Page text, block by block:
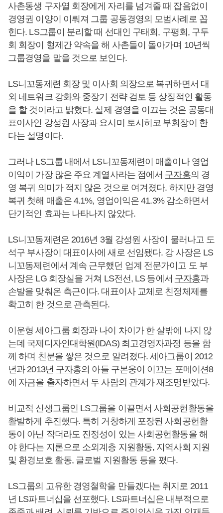
사촌동생 구자열 회장에게 자리를 넘겨줄 때 잡음없이
경영권 이양이 이뤄져 그룹 공동경영의 모범사례로 꼽
힌다. LS그룹이 분리할 때 선대인 구태회, 구평회, 구두
회 회장이 형제간 약속을 해 사촌들이 돌아가며 10년씩
그룹경영을 맡을 것으로 보인다.
LS니꼬동제련 회장 및 이사회 의장으로 복귀하면서 대
외 네트워크 강화와 중장기 전략 검토 등 상징적인 활동
을 할 것이라고 밝혔다. 실제 경영을 이끄는 것은 공동대
표이사인 강성원 사장과 요시미 토시히코 부회장이 한
다는 설명이다.
그러나 LS그룹 내에서 LS니꼬동제련이 매출이나 영업
이익이 가장 많은 주요 계열사라는 점에서 구자홍의 경
영 복귀 의미가 적지 않은 것으로 여겨졌다. 하지만 경영
복귀 첫해 매출은 4.1%, 영업이익은 41.3% 감소하면서
단기적인 효과는 나타나지 않았다.
LS니꼬동제련은 2016년 3월 강성원 사장이 물러나고 도
석구 부사장이 대표이사에 새로 선임됐다. 강 사장은 LS
니꼬동제련에서 계속 근무했던 업계 전문가이고 도 부
사장은 LG 회장실을 거쳐 LS전선, LS 등에서 구자홍과
손발을 맞춰온 측근이다. 대표이사 교체로 친정체제를
확고히 한 것으로 관측된다.
이운형 세아그룹 회장과 나이 차이가 한 살밖에 나지 않
는데 국제디자인대학원(IDAS) 최고경영자과정 등을 함
께 하며 친분을 쌓은 것으로 알려졌다. 세아그룹이 2012
년과 2013년 구자홍의 아들 구본웅이 이끄는 포메이션8
에 자금을 출자하면서 두 사람의 관계가 재조명받았다.
비교적 신생그룹인 LS그룹을 이끌면서 사회공헌활동을
활발하게 추진했다. 특히 거창하게 포장된 사회공헌활
동이 아닌 작더라도 진정성이 있는 사회공헌활동을 해
야 한다는 지론으로 소외계층 지원활동, 지역사회 지원
및 환경보호 활동, 글로벌 지원활동 등을 폈다.
LS그룹의 고유한 경영철학을 만들겠다는 취지로 2011
년 LS파트너십을 선포했다. LS파트너십은 내부적으로